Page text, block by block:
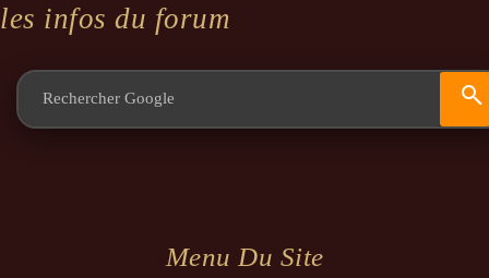
les infos du forum
Menu Du Site